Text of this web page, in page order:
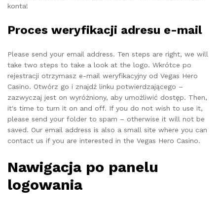
konta!
Proces weryfikacji adresu e-mail
Please send your email address. Ten steps are right, we will
take two steps to take a look at the logo. Wkrótce po
rejestracji otrzymasz e-mail weryfikacyjny od Vegas Hero
Casino. Otwórz go i znajdź linku potwierdzającego –
zazwyczaj jest on wyróżniony, aby umożliwić dostęp. Then,
it's time to turn it on and off. If you do not wish to use it,
please send your folder to spam – otherwise it will not be
saved. Our email address is also a small site where you can
contact us if you are interested in the Vegas Hero Casino.
Nawigacja po panelu
logowania